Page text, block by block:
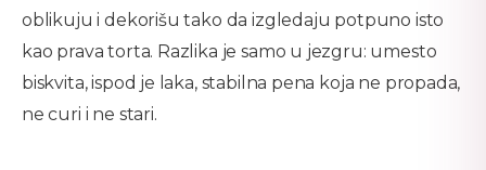
oblikuju i dekorišu tako da izgledaju potpuno isto
kao prava torta. Razlika je samo u jezgru: umesto
biskvita, ispod je laka, stabilna pena koja ne propada,
ne curi i ne stari.